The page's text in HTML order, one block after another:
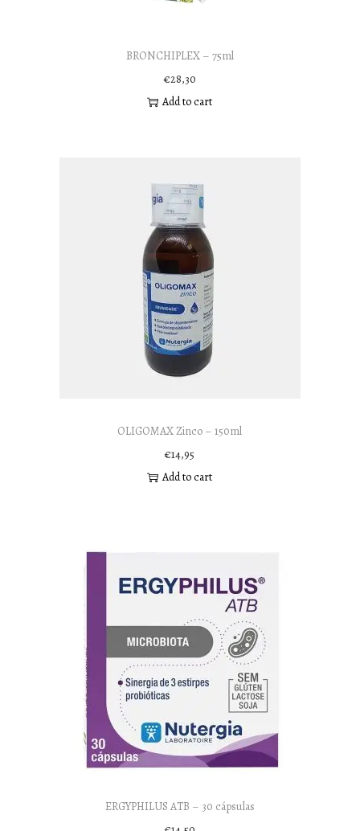
BRONCHIPLEX – 75ml
€28,30
Add to cart
OLIGOMAX Zinco – 150ml
€14,95
Add to cart
ERGYPHILUS ATB – 30 cápsulas